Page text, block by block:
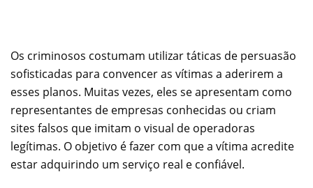
Os criminosos costumam utilizar táticas de persuasão
sofisticadas para convencer as vítimas a aderirem a
esses planos. Muitas vezes, eles se apresentam como
representantes de empresas conhecidas ou criam
sites falsos que imitam o visual de operadoras
legítimas. O objetivo é fazer com que a vítima acredite
estar adquirindo um serviço real e confiável.